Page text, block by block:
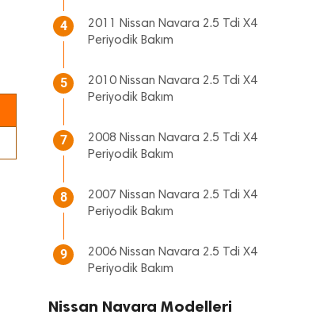
4
2011 Nissan Navara 2.5 Tdi X4
Periyodik Bakım
5
2010 Nissan Navara 2.5 Tdi X4
Periyodik Bakım
7
2008 Nissan Navara 2.5 Tdi X4
Periyodik Bakım
8
2007 Nissan Navara 2.5 Tdi X4
Periyodik Bakım
9
2006 Nissan Navara 2.5 Tdi X4
Periyodik Bakım
Nissan Navara Modelleri